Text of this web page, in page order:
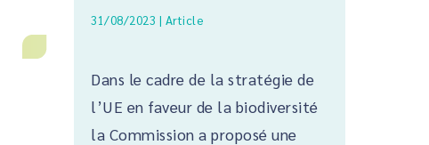
31/08/2023 | Article
Dans le cadre de la stratégie de
l’UE en faveur de la biodiversité
la Commission a proposé une